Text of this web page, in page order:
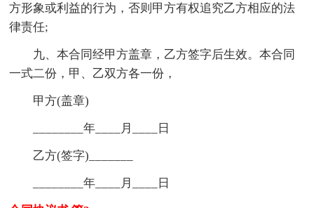
方形象或利益的行为，否则甲方有权追究乙方相应的法
律责任;
九、本合同经甲方盖章，乙方签字后生效。本合同
一式二份，甲、乙双方各一份，
甲方(盖章)
________年____月____日
乙方(签字)_______
________年____月____日